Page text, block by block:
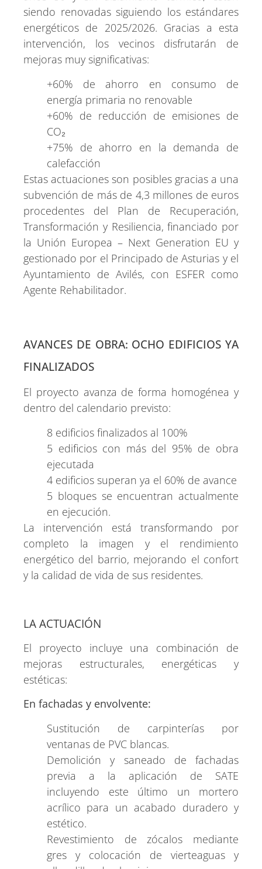
siendo renovadas siguiendo los estándares
energéticos de 2025/2026. Gracias a esta
intervención, los vecinos disfrutarán de
mejoras muy significativas:
+60% de ahorro en consumo de
energía primaria no renovable
+60% de reducción de emisiones de
CO₂
+75% de ahorro en la demanda de
calefacción
Estas actuaciones son posibles gracias a una
subvención de más de 4,3 millones de euros
procedentes del Plan de Recuperación,
Transformación y Resiliencia, financiado por
la Unión Europea – Next Generation EU y
gestionado por el Principado de Asturias y el
Ayuntamiento de Avilés, con ESFER como
Agente Rehabilitador.
AVANCES DE OBRA: OCHO EDIFICIOS YA
FINALIZADOS
El proyecto avanza de forma homogénea y
dentro del calendario previsto:
8 edificios finalizados al 100%
5 edificios con más del 95% de obra
ejecutada
4 edificios superan ya el 60% de avance
5 bloques se encuentran actualmente
en ejecución.
La intervención está transformando por
completo la imagen y el rendimiento
energético del barrio, mejorando el confort
y la calidad de vida de sus residentes.
LA ACTUACIÓN
El proyecto incluye una combinación de
mejoras estructurales, energéticas y
estéticas:
En fachadas y envolvente:
Sustitución de carpinterías por
ventanas de PVC blancas.
Demolición y saneado de fachadas
previa a la aplicación de SATE
incluyendo este último un mortero
acrílico para un acabado duradero y
estético.
Revestimiento de zócalos mediante
gres y colocación de vierteaguas y